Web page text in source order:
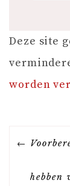
Deze site
worden
B
hebben